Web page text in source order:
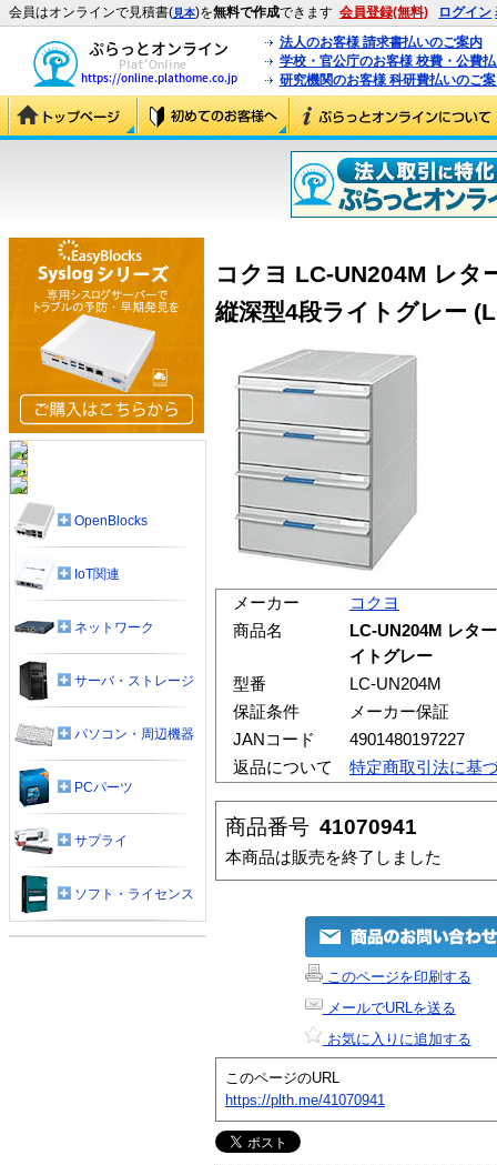
会員はオンラインで見積書(見本)を無料で作成できます 会員登録(無料) ログイン
法人のお客様 請求書払いのご案内
学校・官公庁のお客様 校費・公費
研究機関のお客様 科研費払いのご
コクヨ LC-UN204M レタ
縦深型4段ライトグレー
メーカー
コクヨ
商品名
LC-UN204M レタ
イトグレー
型番
LC-UN204M
保証条件
メーカー保証
JANコード
4901480197227
返品について
特定商取引法に基
商品番号 41070941
本商品は販売を終了しました
このページを印刷する
メールでURLを送る
お気に入りに追加する
このページのURL
https://plth.me/41070941
OpenBlocks
IoT関連
ネットワーク
サーバ・ストレージ
パソコン・周辺機器
PCパーツ
サプライ
ソフト・ライセンス